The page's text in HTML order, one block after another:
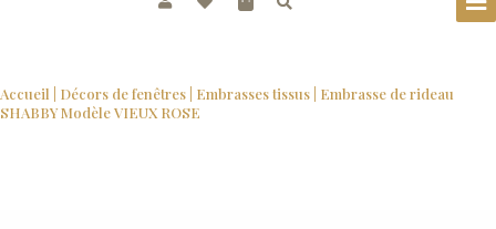
Accueil Décors de fenêtres Embrasses tissus | Embrasse de rideau
SHABBY Modèle VIEUX ROSE